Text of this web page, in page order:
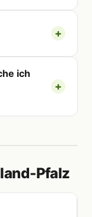
ich
Pfalz